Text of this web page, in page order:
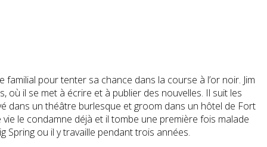
pour tenter sa chance dans la course à l’or noir. Jim
il se met à écrire et à publier des nouvelles. Il suit les
dans un théâtre burlesque et groom dans un hôtel de Fort
le condamne déjà et il tombe une première fois malade
Spring ou il y travaille pendant trois années.